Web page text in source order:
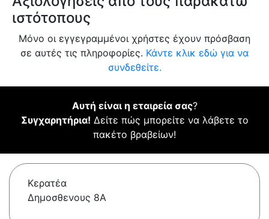
ιστότοπους
Μόνο οι εγγεγραμμένοι χρήστες έχουν πρόσβαση
σε αυτές τις πληροφορίες. Κάντε κλικ εδώ για να
συνδεθείτε.
Αυτή είναι η εταιρεία σας?
Συγχαρητήρια! Δείτε πώς μπορείτε να λάβετε το
πακέτο βραβείων!
Κερατέα
Δημοσθενους 8Α